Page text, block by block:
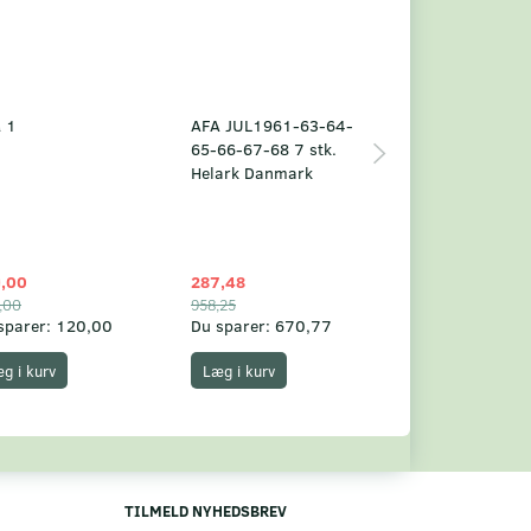
1
120,00
i kurv
AFA JUL1961-63-64-
65-66-67-68 7 stk.
Helark Danmark
287,48
958,25
Du sparer: 670,77
Læg i kurv
TILMELD NYHEDSBREV